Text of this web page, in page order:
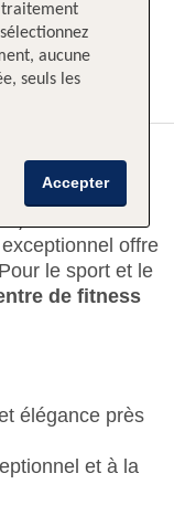
offre
le sport et le
de fitness
élégance près
et à la
traitement
aucune
seuls les
Accepter